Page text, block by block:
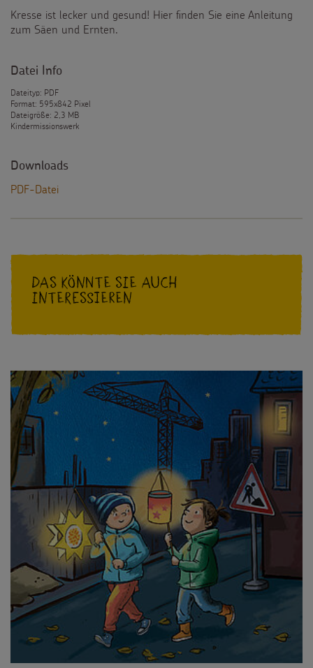
Kresse ist lecker und gesund! Hier finden Sie eine Anleitung
zum Säen und Ernten.
Datei Info
Dateityp: PDF
Format: 595x842 Pixel
Dateigröße: 2,3 MB
Kindermissionswerk
Downloads
PDF-Datei
Das könnte Sie auch
interessieren